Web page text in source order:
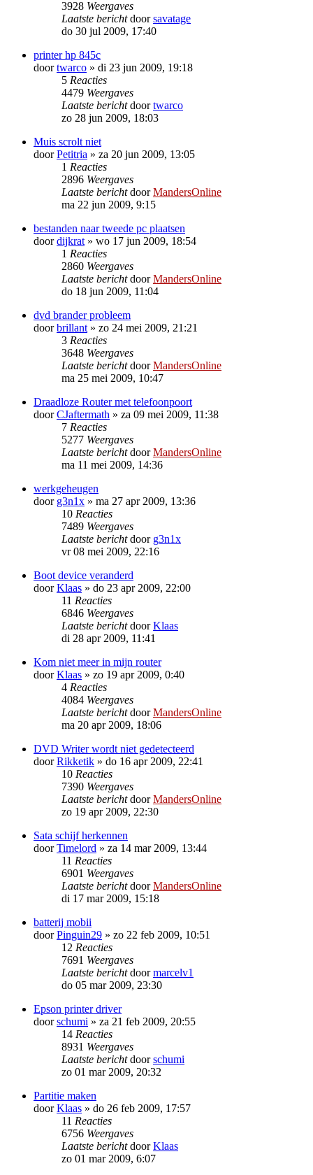
3928 Weergaves
Laatste berichtdoorsavatage
do 30 jul 2009, 17:40
printer hp 845c
doortwarco » di 23 jun 2009, 19:18
5 Reacties
4479 Weergaves
Laatste berichtdoortwarco
zo 28 jun 2009, 18:03
Muis scrolt niet
doorPetitria » za 20 jun 2009, 13:05
1 Reacties
2896 Weergaves
Laatste berichtdoorMandersOnline
ma 22 jun 2009, 9:15
bestanden naar tweede pc plaatsen
doordijkrat » wo 17 jun 2009, 18:54
1 Reacties
2860 Weergaves
Laatste berichtdoorMandersOnline
do 18 jun 2009, 11:04
dvd brander probleem
doorbrillant » zo 24 mei 2009, 21:21
3 Reacties
3648 Weergaves
Laatste berichtdoorMandersOnline
ma 25 mei 2009, 10:47
Draadloze Router met telefoonpoort
doorCJaftermath » za 09 mei 2009, 11:38
7 Reacties
5277 Weergaves
Laatste berichtdoorMandersOnline
ma 11 mei 2009, 14:36
werkgeheugen
door g3n1x » ma 27 apr 2009, 13:36
10 Reacties
7489 Weergaves
Laatste berichtdoor g3n1x
vr 08 mei 2009, 22:16
Boot device veranderd
doorKlaas » do 23 apr 2009, 22:00
11 Reacties
6846 Weergaves
Laatste berichtdoorKlaas
di 28 apr 2009, 11:41
Kom niet meer in mijn router
doorKlaas » zo 19 apr 2009, 0:40
4 Reacties
4084 Weergaves
Laatste berichtdoorMandersOnline
ma 20 apr 2009, 18:06
DVD Writer wordt niet gedetecteerd
doorRikketik » do 16 apr 2009, 22:41
10 Reacties
7390 Weergaves
Laatste berichtdoorMandersOnline
zo 19 apr 2009, 22:30
Sata schijf herkennen
doorTimelord » za 14 mar 2009, 13:44
11 Reacties
6901 Weergaves
Laatste berichtdoorMandersOnline
di 17 mar 2009, 15:18
batterij mobii
doorPinguin29 » zo 22 feb 2009, 10:51
12 Reacties
7691 Weergaves
Laatste berichtdoormarcelv1
do 05 mar 2009, 23:30
Epson printer driver
doorschumi » za 21 feb 2009, 20:55
14 Reacties
8931 Weergaves
Laatste berichtdoorschumi
zo 01 mar 2009, 20:32
Partitie maken
doorKlaas » do 26 feb 2009, 17:57
11 Reacties
6756 Weergaves
Laatste berichtdoorKlaas
zo 01 mar 2009, 6:07